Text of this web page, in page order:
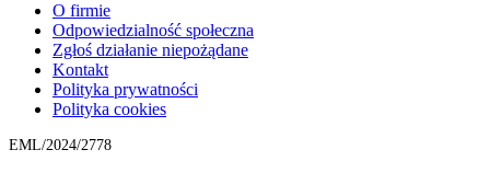
O firmie
Odpowiedzialność społeczna
Zgłoś działanie niepożądane
Kontakt
Polityka prywatności
Polityka cookies
EML/2024/2778